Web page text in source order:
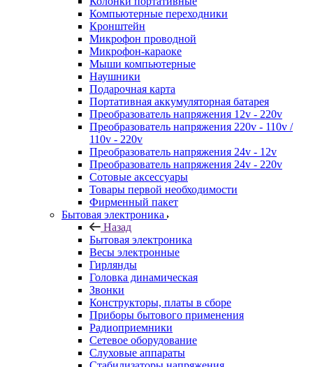
Компьютерные переходники
Кронштейн
Микрофон проводной
Микрофон-караоке
Мыши компьютерные
Наушники
Подарочная карта
Портативная аккумуляторная батарея
Преобразователь напряжения 12v - 220v
Преобразователь напряжения 220v - 110v /
110v - 220v
Преобразователь напряжения 24v - 12v
Преобразователь напряжения 24v - 220v
Сотовые аксессуары
Товары первой необходимости
Фирменный пакет
Бытовая электроника
Назад
Бытовая электроника
Весы электронные
Гирлянды
Головка динамическая
Звонки
Конструкторы, платы в сборе
Приборы бытового применения
Радиоприемники
Сетевое оборудование
Слуховые аппараты